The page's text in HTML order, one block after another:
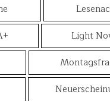
Light